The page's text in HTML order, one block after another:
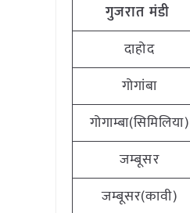
गुजरात मंडी
दाहोद
गोगांबा
गोगाम्बा(सिमिलिया)
जम्बूसर
जम्बूसर(कावी)